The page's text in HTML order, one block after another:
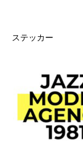
ステッカー